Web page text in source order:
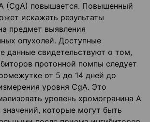
(CgA) повышается. Повышенный
искажать результаты
предмет выявления
опухолей. Доступные
данные свидетельствуют о том,
протонной помпы следует
от 5 до 14 дней до
уровня CgA. Это
уровень хромогранина А
которые могут быть